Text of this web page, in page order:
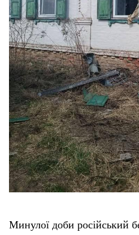
Минулої доби російський